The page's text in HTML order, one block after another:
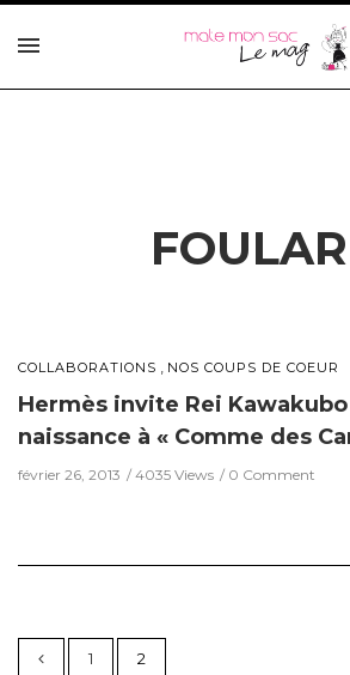
COLLABORATIONS NOS COUPS DE COEUR
Hermès invite Rei
naissance à « Comme des
février 26, 2013 4035 Views 0 Comment
1 2